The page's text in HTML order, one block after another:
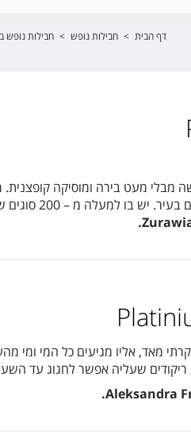
דף הבית > חבילות נופש > חבילות נופש
פופולארית שכולם אוהבים ומבקרים בו הן מקומיים וכן גם לא מעט תיירים שגילו אותו ממש לאחרונה.
.
שעליה אפשר לחגוג עד
Aleksandra
.